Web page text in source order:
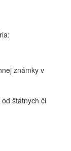
známky v
štátnych či